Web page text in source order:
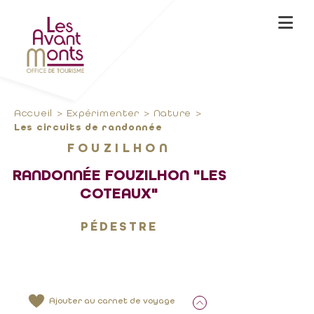
Accueil Expérimenter Nature
Les circuits de randonnée
FOUZILHON
RANDONNÉE FOUZILHON "LES
COTEAUX"
PÉDESTRE
Ajouter au carnet de voyage